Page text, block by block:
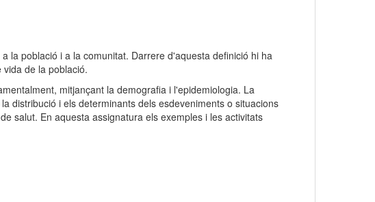
la població i a la comunitat. Darrere d'aquesta definició hi ha
de la població.
mitjançant la demografia i l'epidemiologia. La
distribució i els determinants dels esdeveniments o situacions
salut. En aquesta assignatura els exemples i les activitats